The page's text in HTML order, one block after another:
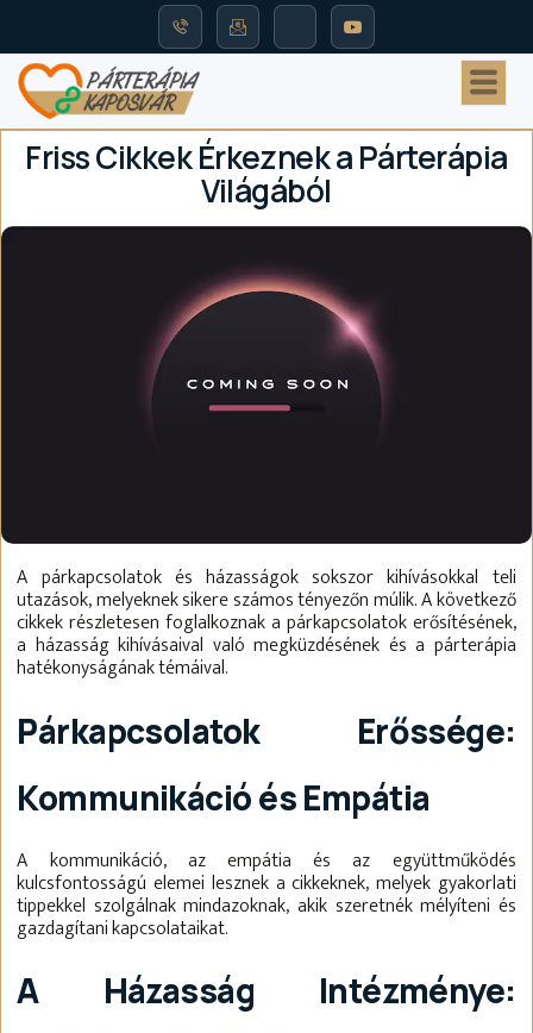
Friss Cikkek Érkeznek a Párterápia
Világából
A párkapcsolatok és házasságok sokszor kihívásokkal teli
utazások, melyeknek sikere számos tényezőn múlik. A következő
cikkek részletesen foglalkoznak a párkapcsolatok erősítésének,
a házasság kihívásaival való megküzdésének és a párterápia
hatékonyságának témáival.
Párkapcsolatok Erőssége:
Kommunikáció és Empátia
A kommunikáció, az empátia és az együttműködés
kulcsfontosságú elemei lesznek a cikkeknek, melyek gyakorlati
tippekkel szolgálnak mindazoknak, akik szeretnék mélyíteni és
gazdagítani kapcsolataikat.
A Házasság Intézménye: